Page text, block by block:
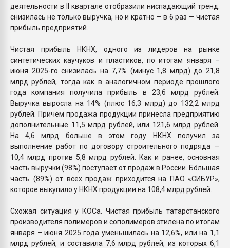
деятельности в II квартале отобразили ниспадающий тренд:
снизилась не только выручка, но и кратно — в 6 раз — чистая
прибыль предприятий.
Чистая прибыль НКНХ, одного из лидеров на рынке
синтетических каучуков и пластиков, по итогам января –
июня 2025-го снизилась на 7,7% (минус 1,8 млрд) до 21,8
млрд рублей, тогда как в аналогичном периоде прошлого
года компания получила прибыль в 23,6 млрд рублей.
Выручка выросла на 14% (плюс 16,3 млрд) до 132,2 млрд
рублей. Причем продажа продукции принесла предприятию
дополнительные 11,5 млрд рублей, или 121,6 млрд рублей.
На 4,6 млрд больше в этом году НКНХ получил за
выполнение работ по договору строительного подряда —
10,4 млрд против 5,8 млрд рублей. Как и ранее, основная
часть выручки (98%) поступает от продаж в России. Бо́льшая
часть (89%) от всех продаж приходится на ПАО «СИБУР»,
которое выкупило у НКНХ продукции на 108,4 млрд рублей.
Схожая ситуация у КОСа. Чистая прибыль татарстанского
производителя полимеров и сополимеров этилена по итогам
января – июня 2025 года уменьшилась на 12,6%, или на 1,1
млрд рублей, и составила 7,6 млрд рублей, из которых 6,1